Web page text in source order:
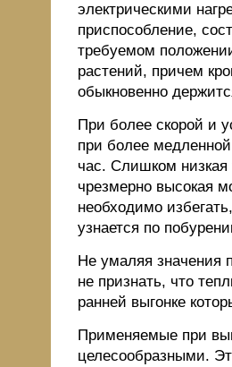
электрическими
приспособление,
требуемом
растений, причем
обыкновенно
При более скорой и
при более
час. Слишком низкая
чрезмерно высокая
необходимо
узнается по
Не умаляя значения
не признать, что
ранней выгонке
Применяемые при
целесообразными.